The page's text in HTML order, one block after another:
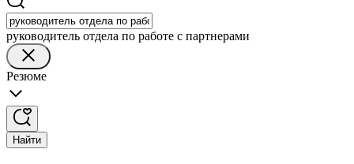
руководитель отдела по работе с партнерами
Резюме
Найти